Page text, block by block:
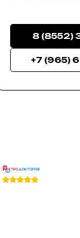
8 (8552)
+7 (965)